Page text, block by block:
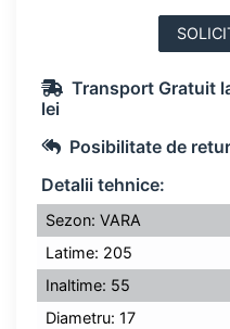
Transport Gratuit
lei
Posibilitate de
Detalii tehnice:
Sezon: VARA
Latime: 205
Inaltime: 55
Diametru: 17